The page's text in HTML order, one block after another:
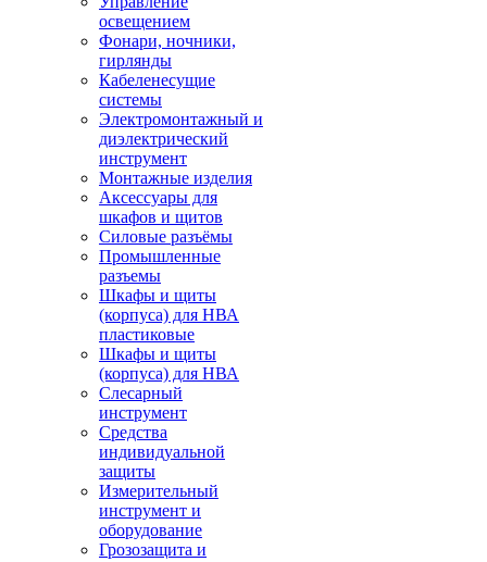
освещением
Фонари, ночники,
гирлянды
Кабеленесущие
системы
Электромонтажный и
диэлектрический
инструмент
Монтажные изделия
Аксессуары для
шкафов и щитов
Силовые разъёмы
Промышленные
разъемы
Шкафы и щиты
(корпуса) для НВА
пластиковые
Шкафы и щиты
(корпуса) для НВА
Слесарный
инструмент
Средства
индивидуальной
защиты
Измерительный
инструмент и
оборудование
Грозозащита и